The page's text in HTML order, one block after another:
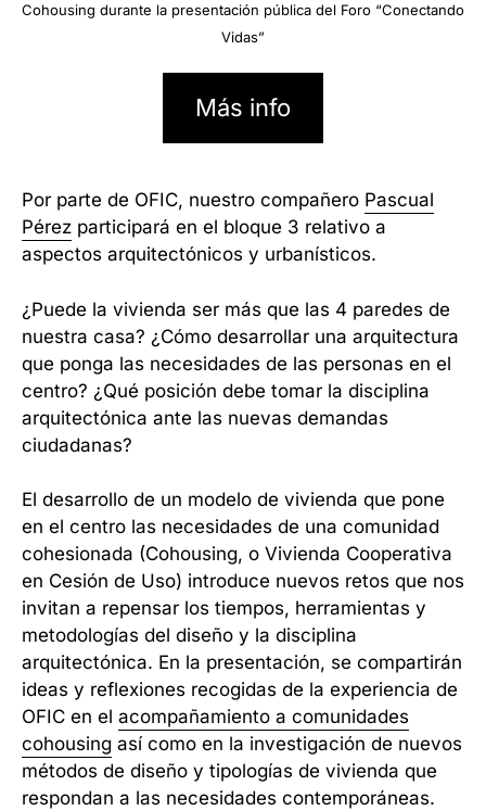
Cohousing durante la presentación pública del Foro “Conectando
Vidas”
Más info
Por parte de OFIC, nuestro compañero Pascual
Pérez participará en el bloque 3 relativo a
aspectos arquitectónicos y urbanísticos.
¿Puede la vivienda ser más que las 4 paredes de
nuestra casa? ¿Cómo desarrollar una arquitectura
que ponga las necesidades de las personas en el
centro? ¿Qué posición debe tomar la disciplina
arquitectónica ante las nuevas demandas
ciudadanas?
El desarrollo de un modelo de vivienda que pone
en el centro las necesidades de una comunidad
cohesionada (Cohousing, o Vivienda Cooperativa
en Cesión de Uso) introduce nuevos retos que nos
invitan a repensar los tiempos, herramientas y
metodologías del diseño y la disciplina
arquitectónica. En la presentación, se compartirán
ideas y reflexiones recogidas de la experiencia de
OFIC en el acompañamiento a comunidades
cohousing así como en la investigación de nuevos
métodos de diseño y tipologías de vivienda que
respondan a las necesidades contemporáneas.